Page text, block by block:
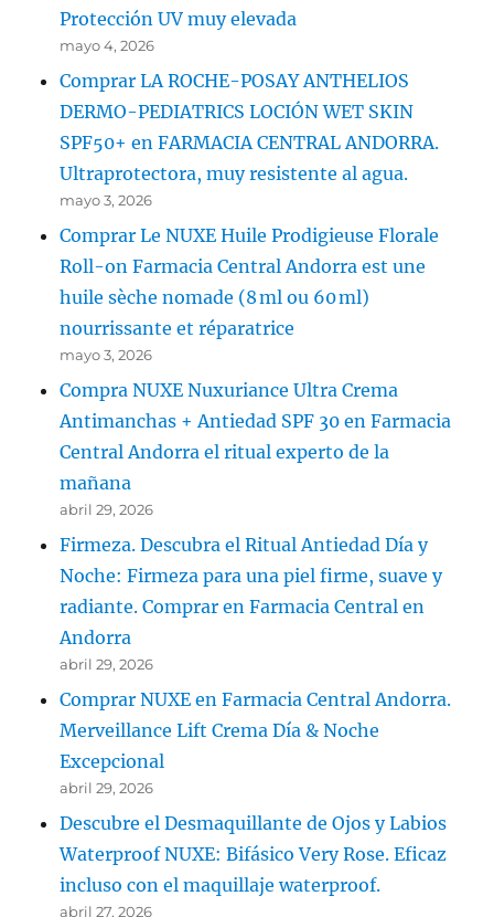
Protección UV muy elevada
mayo 4, 2026
Comprar LA ROCHE-POSAY ANTHELIOS
DERMO-PEDIATRICS LOCIÓN WET SKIN
SPF50+ en FARMACIA CENTRAL ANDORRA.
Ultraprotectora, muy resistente al agua.
mayo 3, 2026
Comprar Le NUXE Huile Prodigieuse Florale
Roll-on Farmacia Central Andorra est une
huile sèche nomade (8 ml ou 60 ml)
nourrissante et réparatrice
mayo 3, 2026
Compra NUXE Nuxuriance Ultra Crema
Antimanchas + Antiedad SPF 30 en Farmacia
Central Andorra el ritual experto de la
mañana
abril 29, 2026
Firmeza. Descubra el Ritual Antiedad Día y
Noche: Firmeza para una piel firme, suave y
radiante. Comprar en Farmacia Central en
Andorra
abril 29, 2026
Comprar NUXE en Farmacia Central Andorra.
Merveillance Lift Crema Día & Noche
Excepcional
abril 29, 2026
Descubre el Desmaquillante de Ojos y Labios
Waterproof NUXE: Bifásico Very Rose. Eficaz
incluso con el maquillaje waterproof.
abril 27, 2026